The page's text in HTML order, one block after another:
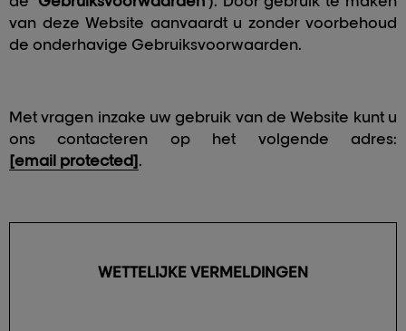
van deze Website aanvaardt u zonder voorbehoud
de onderhavige Gebruiksvoorwaarden.
Met vragen inzake uw gebruik van de Website kunt u
ons contacteren op het volgende adres:
[email protected].
WETTELIJKE VERMELDINGEN